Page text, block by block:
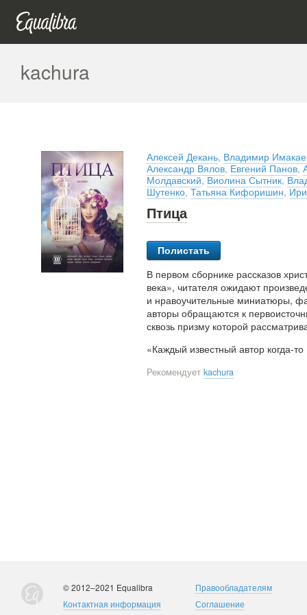
kachura
Алексей Декань, Владимир
Александр Вялов,Евгений Панов,
Молдавский,Виолина Сытник,
Шутенко,Татьяна Кифоришин,
Птица
Полистать
В первом сборнике рассказов
века», читателя ожидают
и нравоучительные миниатюры,
авторы обращаются к
сквозь призму которой
«Каждый известный автор когда-то
Рекомендует kachura
© 2012–2021 Equalibra
Контактная информация
Правообладателям
Соглашение